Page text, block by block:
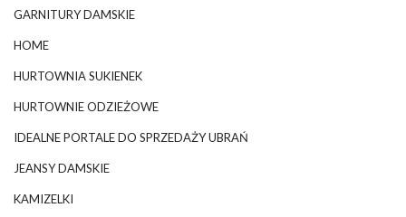
GARNITURY DAMSKIE
HOME
HURTOWNIA SUKIENEK
HURTOWNIE ODZIEŻOWE
IDEALNE PORTALE DO SPRZEDAŻY UBRAŃ
JEANSY DAMSKIE
KAMIZELKI